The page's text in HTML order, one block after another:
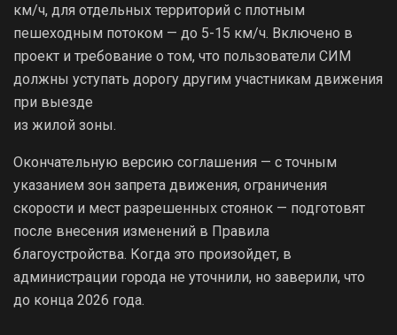
км/ч, для отдельных территорий с плотным
пешеходным потоком — до 5-15 км/ч. Включено в
проект и требование о том, что пользователи СИМ
должны уступать дорогу другим участникам движения
при выезде
из жилой зоны.
Окончательную версию соглашения — с точным
указанием зон запрета движения, ограничения
скорости и мест разрешенных стоянок — подготовят
после внесения изменений в Правила
благоустройства. Когда это произойдет, в
администрации города не уточнили, но заверили, что
до конца 2026 года.